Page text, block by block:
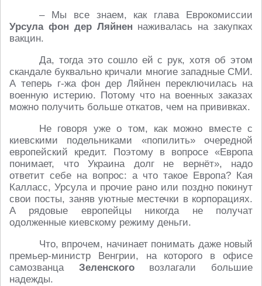
– Мы все знаем, как глава Еврокомиссии
Урсула фон дер Ляйнен наживалась на закупках
вакцин.
Да, тогда это сошло ей с рук, хотя об этом
скандале буквально кричали многие западные СМИ.
А теперь г-жа фон дер Ляйнен переключилась на
военную истерию. Потому что на военных заказах
можно получить больше откатов, чем на прививках.
Не говоря уже о том, как можно вместе с
киевскими подельниками «попилить» очередной
европейский кредит. Поэтому в вопросе «Европа
понимает, что Украина долг не вернёт», надо
ответит себе на вопрос: а что такое Европа? Кая
Калласс, Урсула и прочие рано или поздно покинут
свои посты, заняв уютные местечки в корпорациях.
А рядовые европейцы никогда не получат
одолженные киевскому режиму деньги.
Что, впрочем, начинает понимать даже новый
премьер-министр Венгрии, на которого в офисе
самозванца Зеленскоговозлагали большие
надежды.